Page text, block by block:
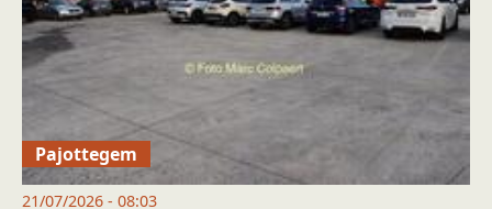
Pajottegem
21/07/2026 - 08:03